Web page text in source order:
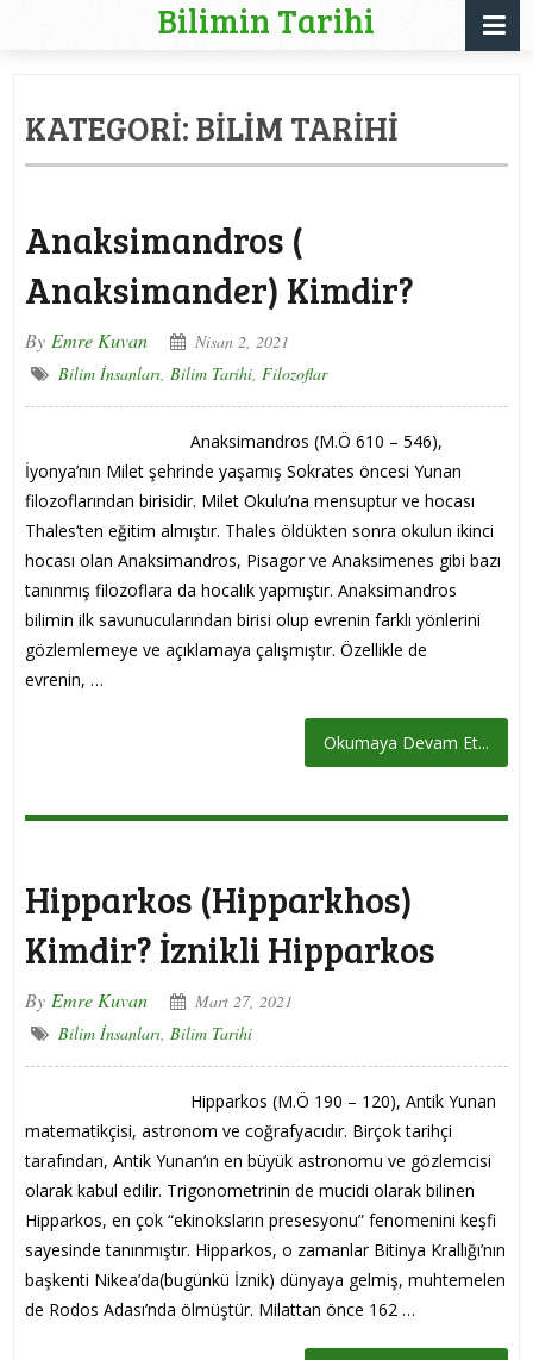
Bilimin Tarihi
KATEGORI:BILIM TARIHI
Anaksimandros (
Anaksimander) Kimdir?
By Emre Kuvan
Nisan 2, 2021
Bilim İnsanları, Bilim Tarihi, Filozoflar
Anaksimandros (M.Ö 610 – 546),
İyonya’nın Milet şehrinde yaşamış Sokrates öncesi Yunan
filozoflarından birisidir. Milet Okulu’na mensuptur ve hocası
Thales‘ten eğitim almıştır. Thales öldükten sonra okulun ikinci
hocası olan Anaksimandros, Pisagor ve Anaksimenes gibi bazı
tanınmış filozoflara da hocalık yapmıştır. Anaksimandros
bilimin ilk savunucularından birisi olup evrenin farklı yönlerini
gözlemlemeye ve açıklamaya çalışmıştır. Özellikle de
evrenin, …
Okumaya Devam Et...
Hipparkos (Hipparkhos)
Kimdir? İznikli Hipparkos
By Emre Kuvan
Mart 27, 2021
Bilim İnsanları, Bilim Tarihi
Hipparkos (M.Ö 190 – 120), Antik Yunan
matematikçisi, astronom ve coğrafyacıdır. Birçok tarihçi
tarafından, Antik Yunan’ın en büyük astronomu ve gözlemcisi
olarak kabul edilir. Trigonometrinin de mucidi olarak bilinen
Hipparkos, en çok “ekinoksların presesyonu” fenomenini keşfi
sayesinde tanınmıştır. Hipparkos, o zamanlar Bitinya Krallığı’nın
başkenti Nikea’da(bugünkü İznik) dünyaya gelmiş, muhtemelen
de Rodos Adası’nda ölmüştür. Milattan önce 162 …